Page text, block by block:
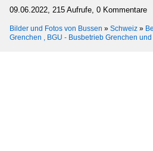
09.06.2022, 215 Aufrufe, 0 Kommentare
Bilder und Fotos von Bussen » Schweiz »
Grenchen , BGU - Busbetrieb Grenchen